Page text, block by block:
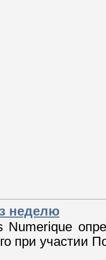
неделю
Numerique
при участии